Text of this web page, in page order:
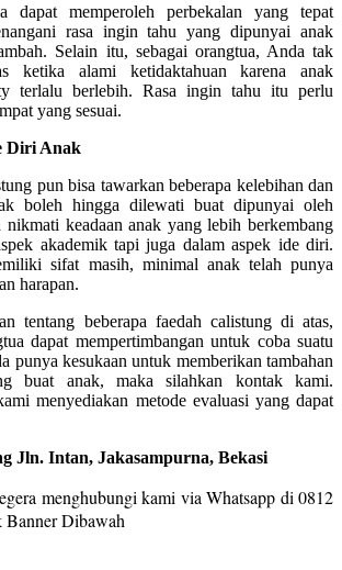
dapat memperoleh perbekalan yang tepat
rasa ingin tahu yang dipunyai anak
Selain itu, sebagai orangtua, Anda tak
ketika alami ketidaktahuan karena anak
terlalu berlebih. Rasa ingin tahu itu perlu
yang sesuai.
Diri Anak
pun bisa tawarkan beberapa kelebihan dan
boleh hingga dilewati buat dipunyai oleh
nikmati keadaan anak yang lebih berkembang
akademik tapi juga dalam aspek ide diri.
sifat masih, minimal anak telah punya
harapan.
tentang beberapa faedah calistung di atas,
dapat mempertimbangan untuk coba suatu
punya kesukaan untuk memberikan tambahan
buat anak, maka silahkan kontak kami.
menyediakan metode evaluasi yang dapat
Jln. Intan, Jakasampurna, Bekasi
menghubungi kami via Whatsapp di 0812
Dibawah